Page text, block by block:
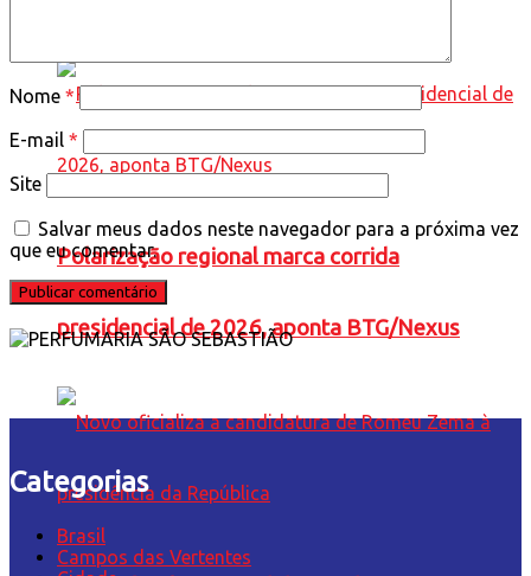
Polarização regional marca corrida
presidencial de 2026, aponta BTG/Nexus
Nome *
E-mail *
Site
Salvar meus dados neste navegador para a próxima vez
que eu comentar.
Categorias
Brasil
Campos das Vertentes